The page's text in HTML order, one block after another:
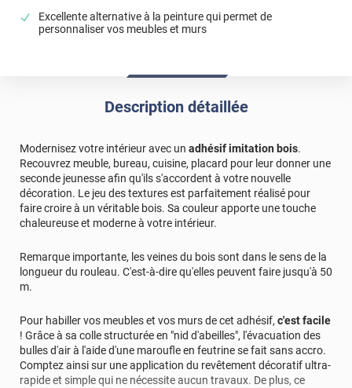
Excellente alternative à la peinture qui permet de
personnaliser vos meubles et murs
*****Il y a 1098 jours
bois. J ai laissé les pieds noir. Très contente du résultat
Très bon produits pour recouvrir des meubles
Description détaillée
Modernisez votre intérieur avec un adhésif imitation bois.
Recouvrez meuble, bureau, cuisine, placard pour leur donner une
seconde jeunesse afin qu'ils s'accordent à votre nouvelle
décoration. Le jeu des textures est parfaitement réalisé pour
faire croire à un véritable bois. Sa couleur apporte une touche
chaleureuse et moderne à votre intérieur.
Remarque importante, les veines du bois sont dans le sens de la
longueur du rouleau. C'est-à-dire qu'elles peuvent faire jusqu'à 50
m.
Pour habiller vos meubles et vos murs de cet adhésif, c'est facile
! Grâce à sa colle structurée en "nid d'abeilles", l'évacuation des
bulles d'air à l'aide d'une maroufle en feutrine se fait sans accro.
Comptez ainsi sur une application du revêtement décoratif ultra-
rapide et simple qui ne nécessite aucun travaux. De plus, ce